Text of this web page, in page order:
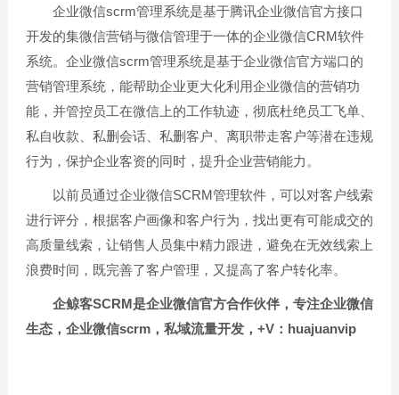
企业微信scrm管理系统是基于腾讯企业微信官方接口
开发的集微信营销与微信管理于一体的企业微信CRM软件
系统。企业微信scrm管理系统是基于企业微信官方端口的
营销管理系统，能帮助企业更大化利用企业微信的营销功
能，并管控员工在微信上的工作轨迹，彻底杜绝员工飞单、
私自收款、私删会话、私删客户、离职带走客户等潜在违规
行为，保护企业客资的同时，提升企业营销能力。
以前员通过企业微信SCRM管理软件，可以对客户线索
进行评分，根据客户画像和客户行为，找出更有可能成交的
高质量线索，让销售人员集中精力跟进，避免在无效线索上
浪费时间，既完善了客户管理，又提高了客户转化率。
企鲸客SCRM是企业微信官方合作伙伴，专注企业微信
生态，企业微信scrm，私域流量开发，+V：huajuanvip